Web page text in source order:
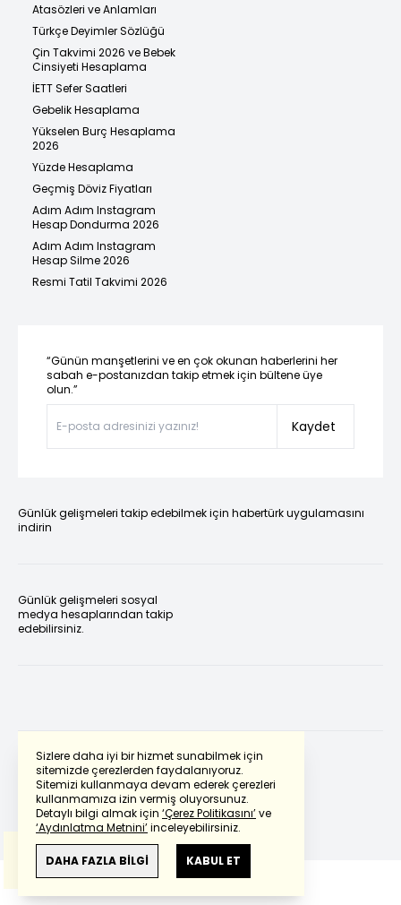
Sizlere daha iyi bir hizmet sunabilmek için
sitemizde çerezlerden faydalanıyoruz.
Sitemizi kullanmaya devam ederek çerezleri
kullanmamıza izin vermiş oluyorsunuz.
Detaylı bilgi almak için ‘Çerez Politikasını’ve
‘Aydınlatma Metnini’inceleyebilirsiniz.
DAHA FAZLA BİLGİ KABUL ET
Atasözleri ve Anlamları
Türkçe Deyimler Sözlüğü
Çin Takvimi 2026 ve Bebek
Cinsiyeti Hesaplama
İETT Sefer Saatleri
Gebelik Hesaplama
Yükselen Burç Hesaplama
2026
Yüzde Hesaplama
Geçmiş Döviz Fiyatları
Adım Adım Instagram
Hesap Dondurma 2026
Adım Adım Instagram
Hesap Silme 2026
Resmi Tatil Takvimi 2026
“Günün manşetlerini ve en çok okunan haberlerini her
sabah e-postanızdan takip etmek için bültene üye
olun.”
Kaydet
Günlük gelişmeleri takip edebilmek için habertürk uygulamasını
indirin
Günlük gelişmeleri sosyal
medya hesaplarından takip
edebilirsiniz.
Powered by Translate
Bu çevirideGoogle Transletekullanılmıştır.
Anlam ve çeviri hatalarından
haberturk.com
sorumlu değildir.